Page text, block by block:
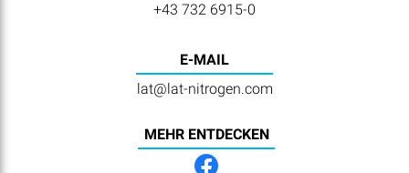
+43 732 6915-0
E-MAIL
lat@lat-nitrogen.com
MEHR ENTDECKEN